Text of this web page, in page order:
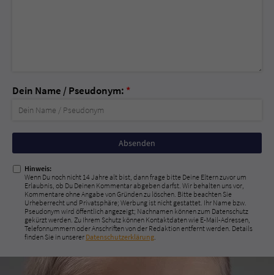
Dein Name / Pseudonym: *
Nicht
ausfüllen!
Hinweis:
Wenn Du noch nicht 14 Jahre alt bist, dann frage bitte Deine Eltern zuvor um
Erlaubnis, ob Du Deinen Kommentar abgeben darfst. Wir behalten uns vor,
Kommentare ohne Angabe von Gründen zu löschen. Bitte beachten Sie
Urheberrecht und Privatsphäre; Werbung ist nicht gestattet. Ihr Name bzw.
Pseudonym wird öffentlich angezeigt; Nachnamen können zum Datenschutz
gekürzt werden. Zu Ihrem Schutz können Kontaktdaten wie E-Mail-Adressen,
Telefonnummern oder Anschriften von der Redaktion entfernt werden. Details
finden Sie in unserer Datenschutzerklärung